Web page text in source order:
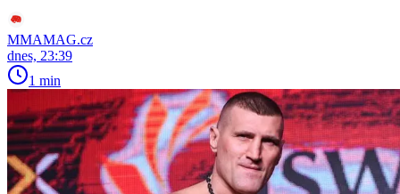
MMAMAG.cz
dnes, 23:39
1 min